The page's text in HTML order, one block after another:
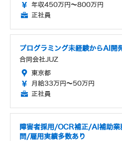
年収450万円～800万円
正社員
プログラミング未経験からAI開
合同会社JUZ
東京都
月給33万円～50万円
正社員
障害者採用/OCR補正/AI補助
問/雇用実績多数あり